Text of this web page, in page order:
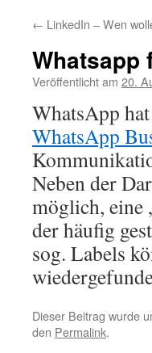
← LinkedIn – Wen
Whatsapp
Veröffentlicht am 20.
WhatsApp
WhatsApp
Neben der
möglich, eine
der häufig
sog. Labels
Dieser Beitrag wurde
den Permalink.